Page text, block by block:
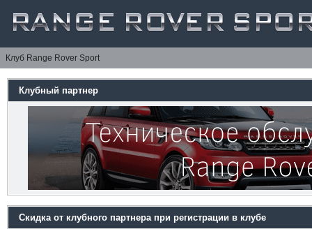
Клуб Range Rover Sport
Клубный партнер
Скидка от клубного партнера при регистрации в клубе